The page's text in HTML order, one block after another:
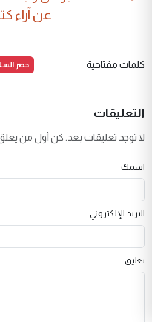
عن آراء
كلمات مفتاحية حصر
التعليقات
لا توجد تعليقات بعد. كن أول من
اسمك
البريد الإلكتروني
تعليق